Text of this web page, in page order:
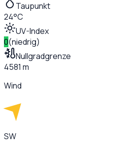
Taupunkt
24°C
UV-Index
0(niedrig)
Nullgradgrenze
4581 m
Wind
SW